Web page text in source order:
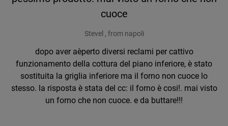
cuoce
Stevel , from napoli
dopo aver aèperto diversi reclami per cattivo
funzionamento della cottura del piano inferiore, è stato
sostituita la griglia inferiore ma il forno non cuoce lo
stesso. la risposta è stata del cc: il forno è cosi!. mai visto
un forno che non cuoce. e da buttare!!!